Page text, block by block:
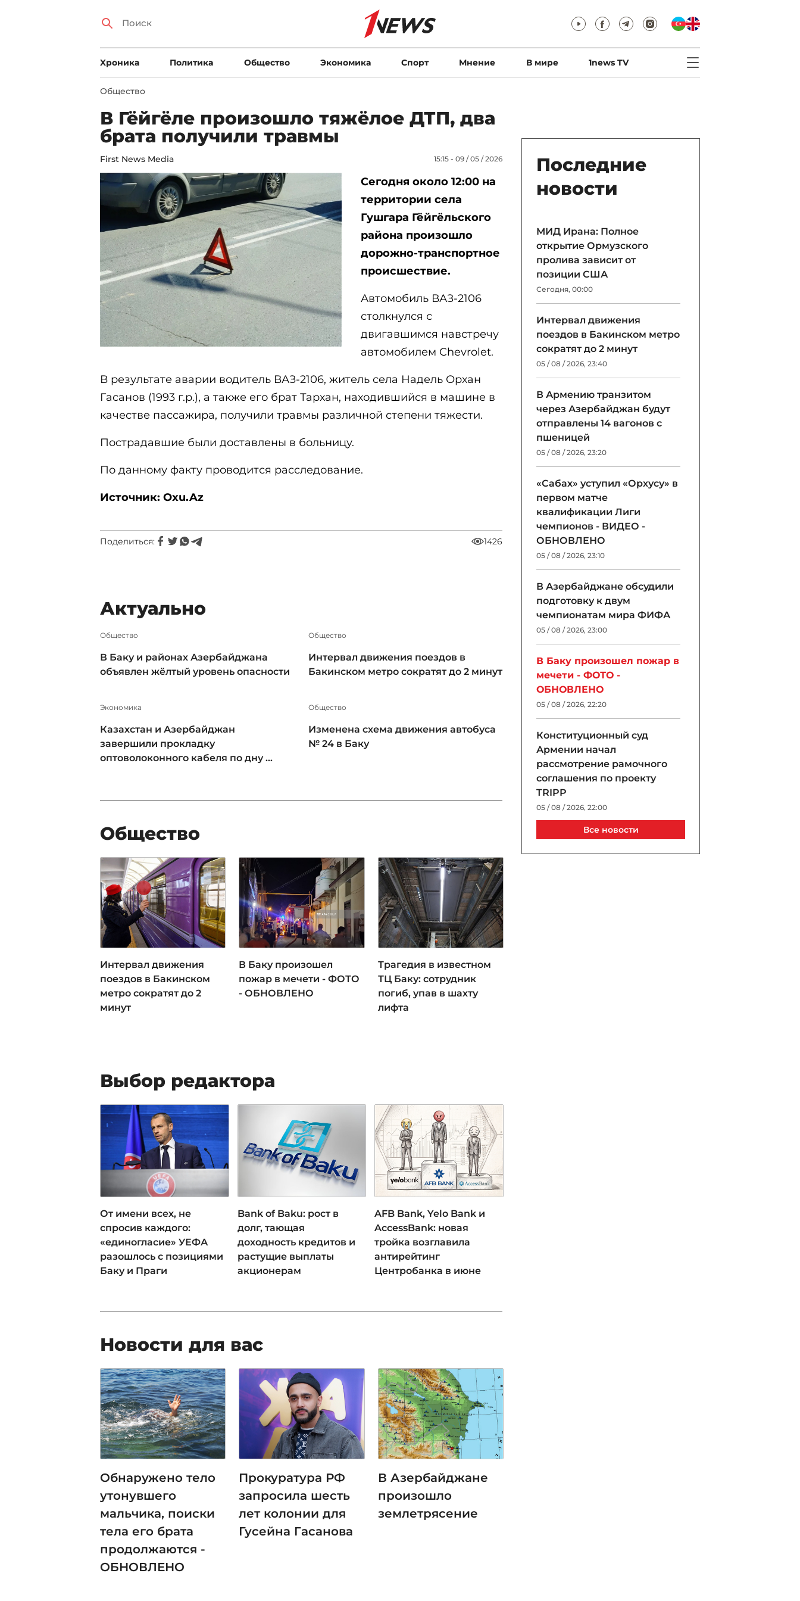
Xроника Политика Общество Экономика Спорт Мнение В мире 1news TV
Общество
В Гёйгёле произошло тяжёлое ДТП, два
брата получили травмы
First News Media 15:15 - 09 / 05 / 2026
Сегодня около 12:00 на
территории села
Гушгара Гёйгёльского
района произошло
дорожно-транспортное
происшествие.
Автомобиль ВАЗ-2106
столкнулся с
двигавшимся навстречу
автомобилем Chevrolet.
В результате аварии водитель ВАЗ-2106, житель села Надель Орхан
Гасанов (1993 г.р.), а также его брат Тархан, находившийся в машине в
качестве пассажира, получили травмы различной степени тяжести.
Пострадавшие были доставлены в больницу.
По данному факту проводится расследование.
Источник: Oxu.Az
Поделиться: 1426
Актуально
Общество
В Баку и районах Азербайджана
объявлен жёлтый уровень опасности
Общество
Интервал движения поездов в
Бакинском метро сократят до 2 минут
Экономика
Казахстан и Азербайджан
завершили прокладку
оптоволоконного кабеля по дну ...
Общество
Изменена схема движения автобуса
№ 24 в Баку
Общество
Интервал движения
поездов в Бакинском
метро сократят до 2
минут
В Баку произошел
пожар в мечети - ФОТО
- ОБНОВЛЕНО
Трагедия в известном
ТЦ Баку: сотрудник
погиб, упав в шахту
лифта
Выбор редактора
От имени всех, не
спросив каждого:
«единогласие» УЕФА
разошлось с позициями
Баку и Праги
Bank of Baku: рост в
долг, тающая
доходность кредитов и
растущие выплаты
акционерам
AFB Bank, Yelo Bank и
AccessBank: новая
тройка возглавила
антирейтинг
Центробанка в июне
Новости для вас
Обнаружено тело
утонувшего
мальчика, поиски
тела его брата
продолжаются -
ОБНОВЛЕНО
Прокуратура РФ
запросила шесть
лет колонии для
Гусейна Гасанова
В Азербайджане
произошло
землетрясение
Последние
новости
МИД Ирана: Полное
открытие Ормузского
пролива зависит от
позиции США
Сегодня, 00:00
Интервал движения
поездов в Бакинском метро
сократят до 2 минут
05 / 08 / 2026, 23:40
В Армению транзитом
через Азербайджан будут
отправлены 14 вагонов с
пшеницей
05 / 08 / 2026, 23:20
«Сабах» уступил «Орхусу» в
первом матче
квалификации Лиги
чемпионов - ВИДЕО -
ОБНОВЛЕНО
05 / 08 / 2026, 23:10
В Азербайджане обсудили
подготовку к двум
чемпионатам мира ФИФА
05 / 08 / 2026, 23:00
В Баку произошел пожар в
мечети - ФОТО -
ОБНОВЛЕНО
05 / 08 / 2026, 22:20
Конституционный суд
Армении начал
рассмотрение рамочного
соглашения по проекту
TRIPP
05 / 08 / 2026, 22:00
Джиджи Хадид и Брэдли
Купер тайно поженились в
Все новости